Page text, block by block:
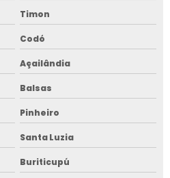
Timon
Codó
Açailândia
Balsas
Pinheiro
Santa Luzia
Buriticupú